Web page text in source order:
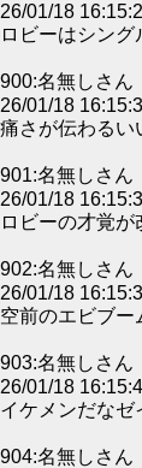
26/01/18
ロビーはシン
900:名無しさん
26/01/18
痛さが伝わるい
901:名無しさん
26/01/18
ロビーの才覚が
902:名無しさん
26/01/18
空前のエビブー
903:名無しさん
26/01/18
イケメンだなゼ
904:名無しさん